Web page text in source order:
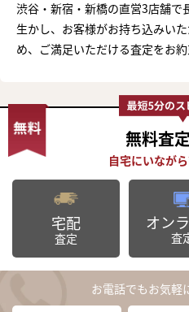
渋谷・新宿・新橋の直営3店舗で
生かし、お客様がお持ち込みい
め、ご満足いただける査定をお約
無料査定
宅配
査定
オン
査
お電話でもお気軽